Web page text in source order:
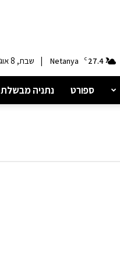
27.4
C
Netanya
| שבת, 8 אוגוסט, 2026
ספורט נתניה מבשלת